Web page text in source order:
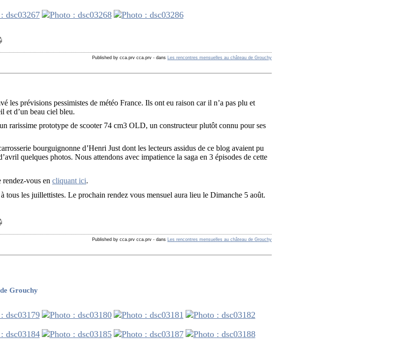
Published by cca.prv cca.prv - dans Les rencontres mensuelles au château de Grouchy
les prévisions pessimistes de météo France. Ils ont eu raison car il n’a pas plu et
et d’un beau ciel bleu.
rarissime prototype de scooter 74 cm3 OLD, un constructeur plutôt connu pour ses
bourguignonne d’Henri Just dont les lecteurs assidus de ce blog avaient pu
quelques photos. Nous attendons avec impatience la saga en 3 épisodes de cette
rendez-vous encliquant ici.
tous les juillettistes. Le prochain rendez vous mensuel aura lieu le Dimanche 5 août.
Published by cca.prv cca.prv - dans Les rencontres mensuelles au château de Grouchy
Grouchy